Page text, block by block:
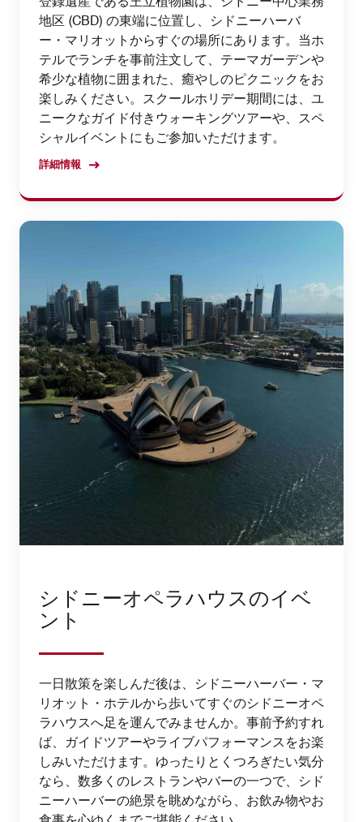
地区 (CBD) の東端に位置し、シドニーハーバ
ー・マリオットからすぐの場所にあります。当ホ
テルでランチを事前注文して、テーマガーデンや
希少な植物に囲まれた、癒やしのピクニックをお
楽しみください。スクールホリデー期間には、ユ
ニークなガイド付きウォーキングツアーや、スペ
シャルイベントにもご参加いただけます。
詳細情報
シドニーオペラハウスのイベ
ント
一日散策を楽しんだ後は、シドニーハーバー・マ
リオット・ホテルから歩いてすぐのシドニーオペ
ラハウスへ足を運んでみませんか。事前予約すれ
ば、ガイドツアーやライブパフォーマンスをお楽
しみいただけます。ゆったりとくつろぎたい気分
なら、数多くのレストランやバーの一つで、シド
ニーハーバーの絶景を眺めながら、お飲み物やお